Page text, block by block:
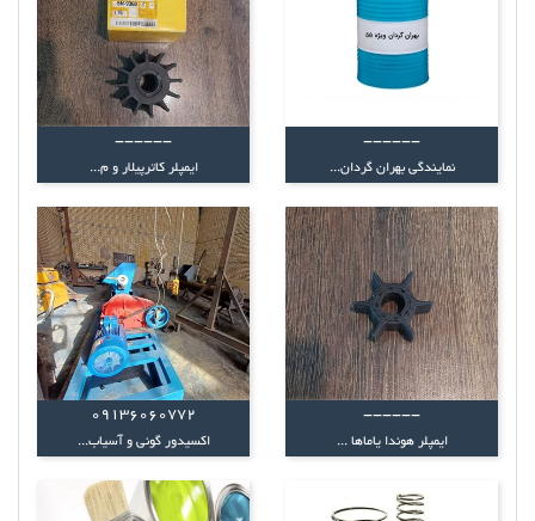
------
نمایندگی بهران گردان...
------
ایمپلر کاترپیلار و م...
------
ایمپلر هوندا یاماها ...
09136060772
اکسیدور گونی و آسیاب...